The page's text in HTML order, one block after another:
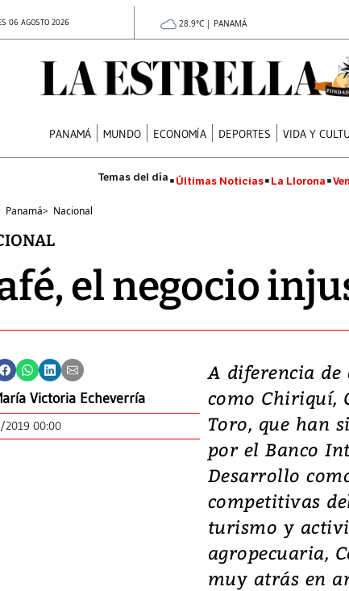
06 AGOSTO 2026 28.9°C | PANAMÁ
PANAMÁ MUNDO ECONOMÍA DEPORTES VIDA Y
Últimas Noticias La Llorona
Panamá> Nacional
el negocio
Victoria Echeverría
2019 00:00
A diferencia
como Chiriquí,
Toro, que han
por el Banco
Desarrollo
competitivas
turismo y
agropecuaria,
muy atrás en
Video,
deja
daños